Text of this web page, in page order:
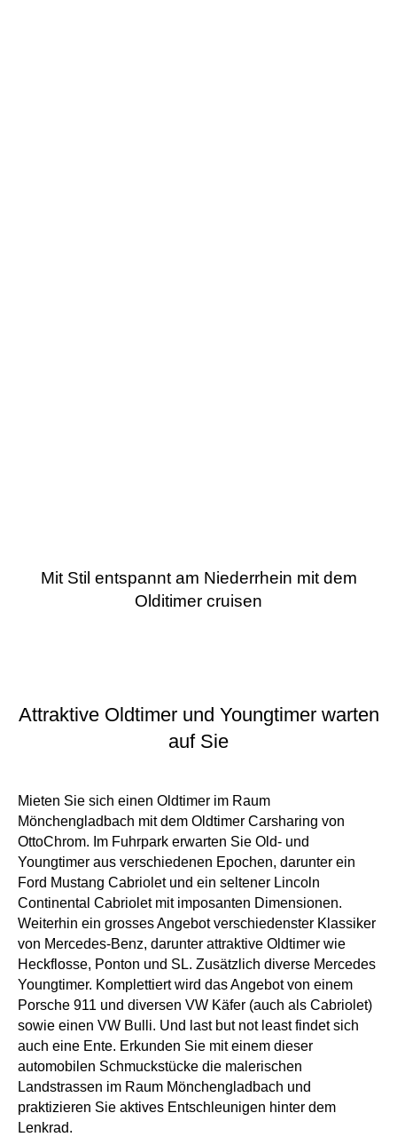
Mit Stil entspannt am Niederrhein mit dem
Olditimer cruisen
Attraktive Oldtimer und Youngtimer warten
auf Sie
Mieten Sie sich einen Oldtimer im Raum
Mönchengladbach mit dem Oldtimer Carsharing von
OttoChrom. Im Fuhrpark erwarten Sie Old- und
Youngtimer aus verschiedenen Epochen, darunter ein
Ford Mustang Cabriolet und ein seltener Lincoln
Continental Cabriolet mit imposanten Dimensionen.
Weiterhin ein grosses Angebot verschiedenster Klassiker
von Mercedes-Benz, darunter attraktive Oldtimer wie
Heckflosse, Ponton und SL. Zusätzlich diverse Mercedes
Youngtimer. Komplettiert wird das Angebot von einem
Porsche 911 und diversen VW Käfer (auch als Cabriolet)
sowie einen VW Bulli. Und last but not least findet sich
auch eine Ente. Erkunden Sie mit einem dieser
automobilen Schmuckstücke die malerischen
Landstrassen im Raum Mönchengladbach und
praktizieren Sie aktives Entschleunigen hinter dem
Lenkrad.